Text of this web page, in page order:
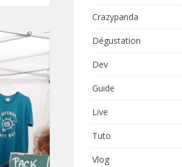
Crazypanda
Dégustation
Dev
Guide
Live
Tuto
Vlog